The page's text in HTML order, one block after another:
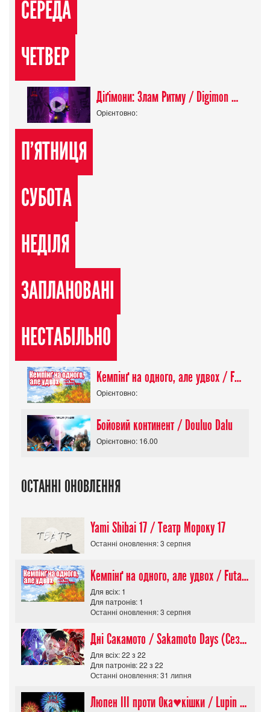
СЕРЕДА
ЧЕТВЕР
Діґімони: Злам Ритму / Digimon Beatbreak
Орієнтовно:
П'ЯТНИЦЯ
СУБОТА
НЕДІЛЯ
ЗАПЛАНОВАНІ
НЕСТАБІЛЬНО
Кемпінґ на одного, але удвох / Futari Solo Camp
Орієнтовно:
Бойовий континент / Douluo Dalu
Орієнтовно: 16.00
ОСТАННІ ОНОВЛЕННЯ
Yami Shibai 17 / Театр Мороку 17
Останні оновлення: 3 серпня
Кемпінґ на одного, але удвох / Futari Solo Camp
Для всіх: 1
Для патронів: 1
Останні оновлення: 3 серпня
Дні Сакамото / Sakamoto Days (Сезон 1)
Для всіх: 22 з 22
Для патронів: 22 з 22
Останні оновлення: 31 липня
Люпен ІІІ проти Ока♥кішки / Lupin III vs Cats Eye Movie